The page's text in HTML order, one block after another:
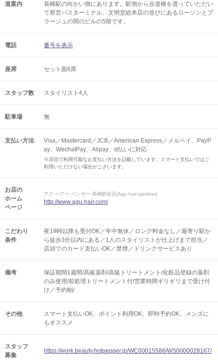
道案内
長崎駅の向かい側にあります。駅側から歩道橋を渡っていただい
て県営バスターミナル、文明堂総本店の並びにあるローソンとプ
ラージュの間のビルの5階です。
電話 番号を表示
座席 セット面6席
スタッフ数 スタイリスト4人
駐車場 無
支払い方法
Visa／Mastercard／JCB／American Express／メルペイ、PayP
ay、WechatPay、Alipay、d払いに対応
※店頭で利用可能なお支払い方法を記載しています。スマート支払いではご
利用いただけない場合がございます。
お店の
ホーム
ページ
アグ ヘアー パンサー 長崎駅前店(Agu hair panther)
http://www.agu-hair.com/
こだわり
条件
夜19時以降も受付OK／年中無休／ロング料金なし／最寄り駅か
ら徒歩3分以内にある／1人のスタイリストが仕上げまで担当／
店頭でのカード支払いOK／禁煙／ドリンクサービスあり
備考
保証期間1週間/高級薬剤/高級トリートメント/化粧品登録の薬剤
のみ使用/前処理トリートメント付/営業時間ギリギリまで受け付
け／予約制/
その他 スマート支払いOK ポイント利用OK 即時予約OK
メンズに
もオススメ
スタッフ
募集
https://work.beauty.hotpepper.jp/WC00015586/WS0000028167/